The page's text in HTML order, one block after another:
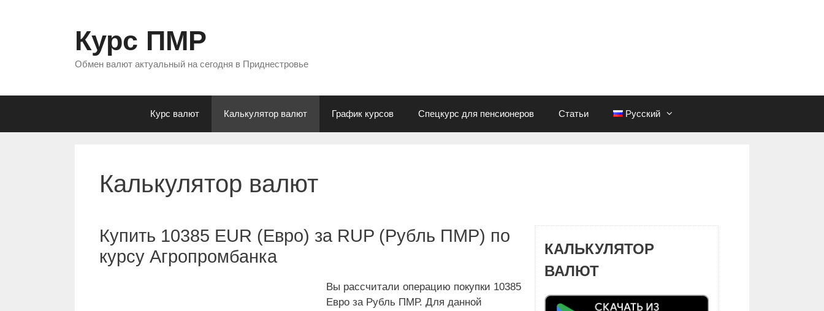
Курс ПМР
Обмен валют актуальный на сегодня в Приднестровье
Курс валют Калькулятор валют График курсов Спецкурс для пенсионеров Статьи Русский
Калькулятор валют
Купить 10385 EUR (Евро) за RUP (Рубль ПМР) по
курсу Агропромбанка
Вы рассчитали операцию покупки 10385
Евро за Рубль ПМР. Для данной
КАЛЬКУЛЯТОР
ВАЛЮТ